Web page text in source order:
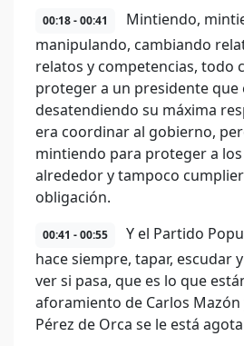
00:18 - 00:41
Mintiendo,
manipulando, cambiando
relatos y competencias, todo
proteger a un presidente
desatendiendo su máxima
era coordinar al gobierno,
mintiendo para proteger a
alrededor y tampoco
obligación.
00:41 - 00:55
Y el Partido
hace siempre, tapar, escudar
ver si pasa, que es lo que
aforamiento de Carlos
Pérez de Orca se le está